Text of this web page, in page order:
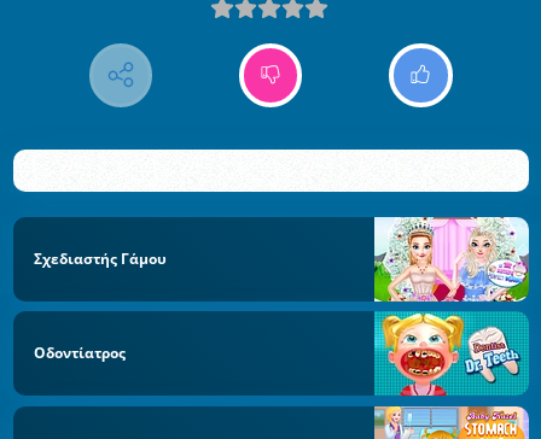
Σχεδιαστής Γάμου
Οδοντίατρος